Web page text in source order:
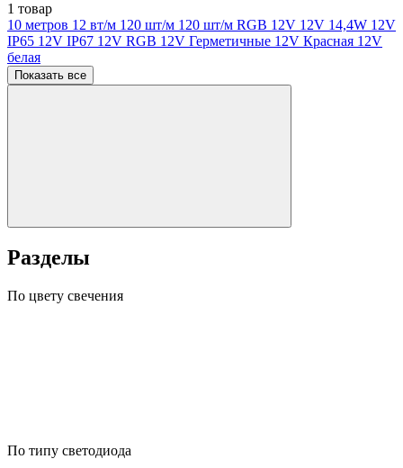
1 товар
10 метров 12 вт/м 120 шт/м 120 шт/м RGB 12V 12V 14,4W 12V
IP65 12V IP67 12V RGB 12V Герметичные 12V Красная 12V
белая
Показать все
Разделы
По цвету свечения
По типу светодиода